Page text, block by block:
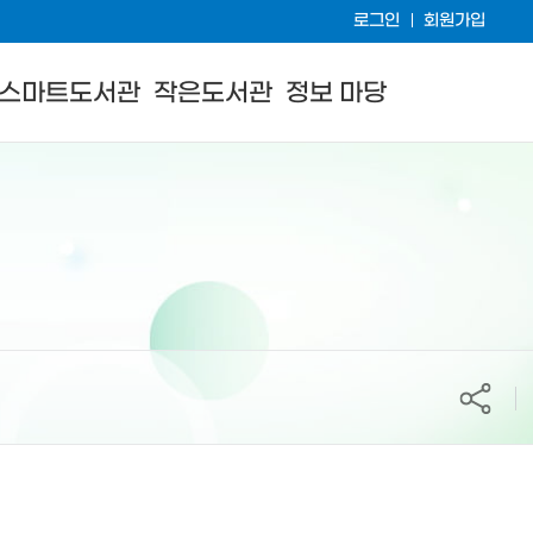
로그인 회원가입
마트도서관 작은도서관 정보 마당
공유